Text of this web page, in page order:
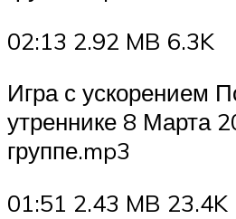
02:13 2.92 MB 6.3K
Игра с ускорением
утреннике 8 Марта
группе.mp3
01:51 2.43 MB 23.4K